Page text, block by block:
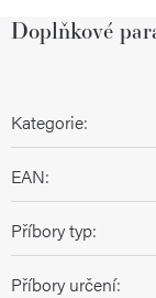
Doplňkové
Kategorie:
EAN:
Příbory typ:
Příbory určení: